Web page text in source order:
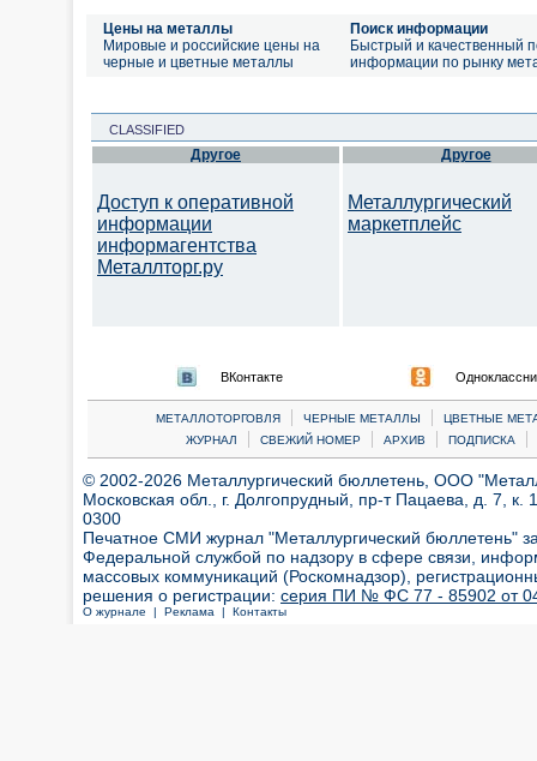
Цены на металлы
Мировые и российские цены на
черные и цветные металлы
Поиск информации
Быстрый и качественный
информации по рынку
CLASSIFIED
Другое
Доступ к оперативной
информации
информагентства
Металлторг.ру
Другое
Металлургический
маркетплейс
ВКонтакте
МЕТАЛЛОТОРГОВЛЯ | ЧЕРНЫЕ МЕТАЛЛЫ |
ЦВЕТНЫЕ
ЖУРНАЛ
| СВЕЖИЙ НОМЕР | АРХИВ | ПОДПИСКА |
© 2002-2026 Металлургический бюллетень, ООО
Московская обл., г. Долгопрудный, пр-т Пацаева, д. 7,
0300
Печатное СМИ журнал "Металлургический бюллетень"
Федеральной службой по надзору в сфере связи,
массовых коммуникаций (Роскомнадзор),
решения о регистрации: серия ПИ № ФС 77 - 85902 от 04
О журнале | Реклама | Контакты